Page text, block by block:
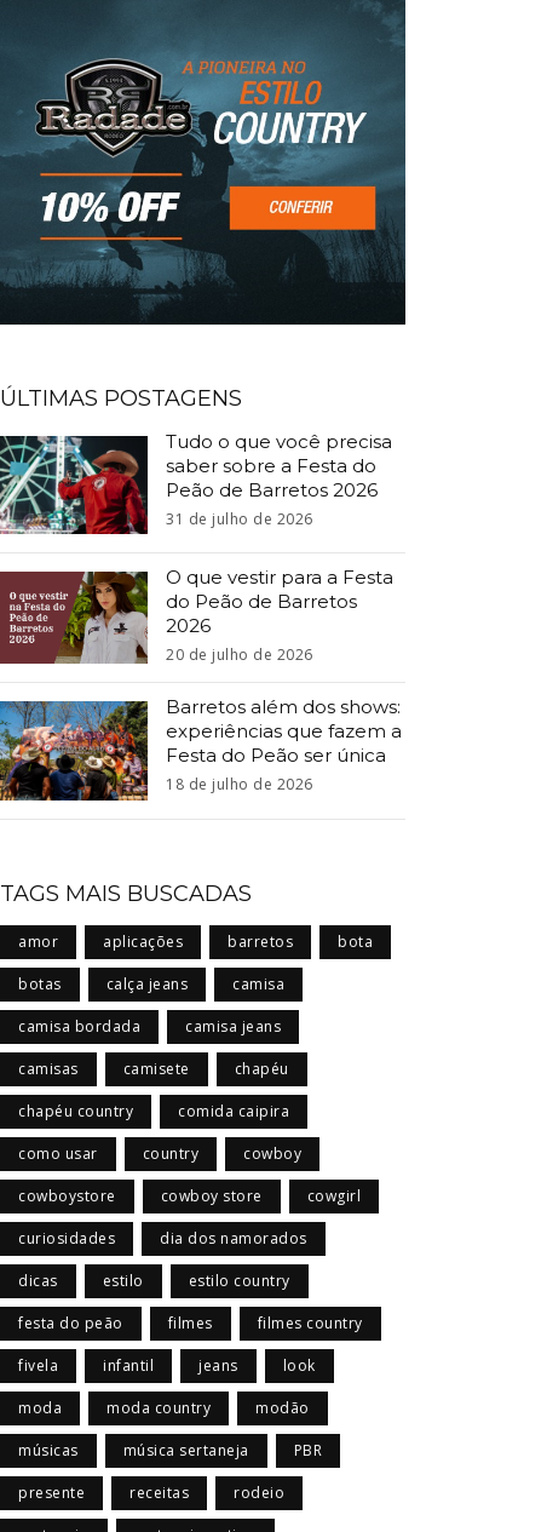
ÚLTIMAS POSTAGENS
Tudo o que você precisa
saber sobre a Festa do
Peão de Barretos 2026
31 de julho de 2026
O que vestir para a Festa
do Peão de Barretos
2026
20 de julho de 2026
Barretos além dos shows:
experiências que fazem a
Festa do Peão ser única
18 de julho de 2026
TAGS MAIS BUSCADAS
amor aplicações barretos bota
botas calça jeans camisa
camisa bordada camisa jeans
camisas camisete chapéu
chapéu country comida caipira
como usar country cowboy
cowboystore cowboy store cowgirl
curiosidades dia dos namorados
dicas estilo estilo country
festa do peão filmes filmes country
fivela infantil jeans look
moda moda country modão
músicas música sertaneja PBR
presente receitas rodeio